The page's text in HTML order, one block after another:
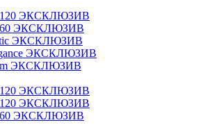
ЭКСКЛЮЗИВ
ЭКСКЛЮЗИВ
ЭКСКЛЮЗИВ
ЭКСКЛЮЗИВ
ЭКСКЛЮЗИВ
ЭКСКЛЮЗИВ
ЭКСКЛЮЗИВ
ЭКСКЛЮЗИВ